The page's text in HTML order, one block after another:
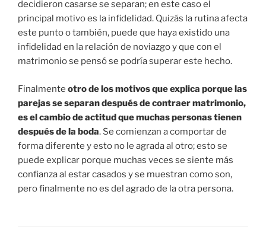
decidieron casarse se separan; en este caso el
principal motivo es la infidelidad. Quizás la rutina afecta
este punto o también, puede que haya existido una
infidelidad en la relación de noviazgo y que con el
matrimonio se pensó se podría superar este hecho.
Finalmente otro de los motivos que explica porque las
parejas se separan después de contraer matrimonio,
es el cambio de actitud que muchas personas tienen
después de la boda. Se comienzan a comportar de
forma diferente y esto no le agrada al otro; esto se
puede explicar porque muchas veces se siente más
confianza al estar casados y se muestran como son,
pero finalmente no es del agrado de la otra persona.